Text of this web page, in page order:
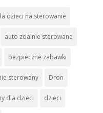
dzieci na sterowanie
auto zdalnie sterowane
bezpieczne zabawki
sterowany Dron
dla dzieci dzieci